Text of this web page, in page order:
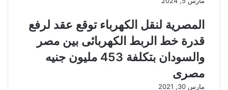
المصرية لنقل الكهرباء توقع عقد لرفع
قدرة خط الربط الكهربائى بين مصر
والسودان بتكلفة 453 مليون جنيه
مصرى
مارس 30, 2021